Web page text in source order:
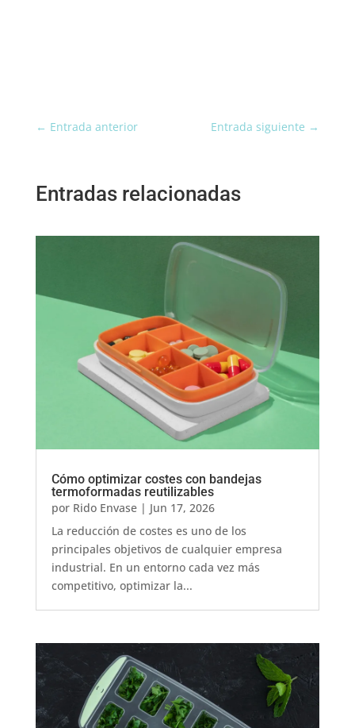
← Entrada anterior Entrada siguiente →
Entradas relacionadas
Cómo optimizar costes con bandejas
termoformadas reutilizables
por Rido Envase| Jun 17, 2026
La reducción de costes es uno de los
principales objetivos de cualquier empresa
industrial. En un entorno cada vez más
competitivo, optimizar la...